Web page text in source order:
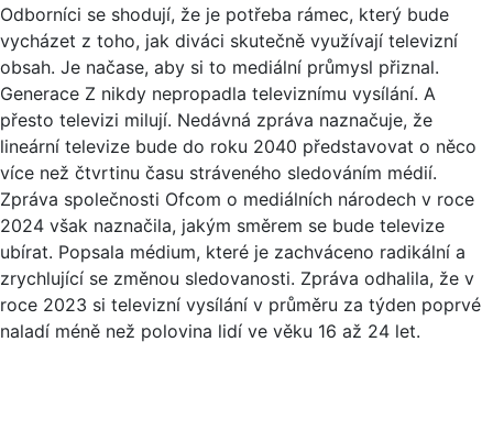
Odborníci se shodují, že je potřeba rámec, který bude
vycházet z toho, jak diváci skutečně využívají televizní
obsah. Je načase, aby si to mediální průmysl přiznal.
Generace Z nikdy nepropadla televiznímu vysílání. A
přesto televizi milují. Nedávná zpráva naznačuje, že
lineární televize bude do roku 2040 představovat o něco
více než čtvrtinu času stráveného sledováním médií.
Zpráva společnosti Ofcom o mediálních národech v roce
2024 však naznačila, jakým směrem se bude televize
ubírat. Popsala médium, které je zachváceno radikální a
zrychlující se změnou sledovanosti. Zpráva odhalila, že v
roce 2023 si televizní vysílání v průměru za týden poprvé
naladí méně než polovina lidí ve věku 16 až 24 let.